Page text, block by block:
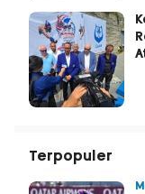
Terpopuler